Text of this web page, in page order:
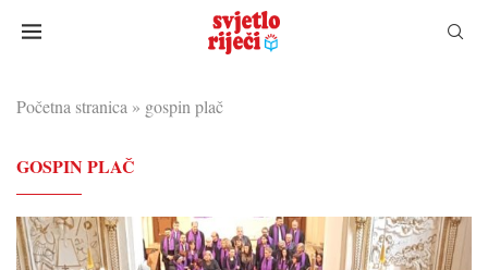
Početna stranica » gospin plač
GOSPIN PLAČ